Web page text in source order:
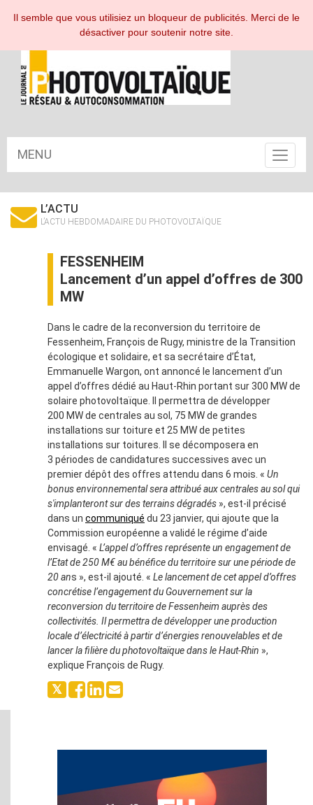
ESPACE ABONNÉ
MENU
Toggle
L’ACTU
L’ACTU HEBDOMADAIRE DU PHOTOVOLTAÏQUE
FESSENHEIM
Lancement d’un appel d’offres de 300
MW
Dans le cadre de la reconversion du territoire de
Fessenheim, François de Rugy, ministre de la Transition
écologique et solidaire, et sa secrétaire d’État,
Emmanuelle Wargon, ont annoncé le lancement d’un
appel d’offres dédié au Haut-Rhin portant sur 300 MW de
solaire photovoltaïque. Il permettra de développer
200 MW de centrales au sol, 75 MW de grandes
installations sur toiture et 25 MW de petites
installations sur toitures. Il se décomposera en
3 périodes de candidatures successives avec un
premier dépôt des offres attendu dans 6 mois. « Un
bonus environnemental sera attribué aux centrales au sol qui
s'implanteront sur des terrains dégradés », est-il précisé
dans un communiqué du 23 janvier, qui ajoute que la
Commission européenne a validé le régime d’aide
envisagé. « L’appel d’offres représente un engagement de
l’Etat de 250 M€ au bénéfice du territoire sur une période de
20 ans », est-il ajouté. « Le lancement de cet appel d’offres
concrétise l’engagement du Gouvernement sur la
reconversion du territoire de Fessenheim auprès des
collectivités. Il permettra de développer une production
locale d’électricité à partir d’énergies renouvelables et de
lancer la filière du photovoltaïque dans le Haut-Rhin »,
explique François de Rugy.
Il semble que vous utilisiez un bloqueur de publicités. Merci de le
désactiver pour soutenir notre site.